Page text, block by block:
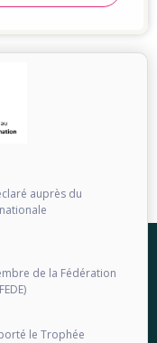
auprès du
de la Fédération
le Trophée